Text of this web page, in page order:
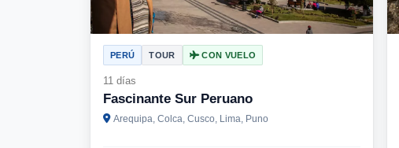
PERÚ TOUR CON VUELO
11 días
Fascinante Sur Peruano
Arequipa, Colca, Cusco, Lima, Puno